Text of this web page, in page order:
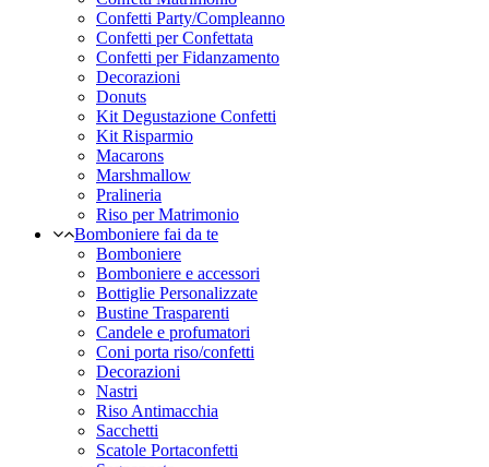
Confetti Party/Compleanno
Confetti per Confettata
Confetti per Fidanzamento
Decorazioni
Donuts
Kit Degustazione Confetti
Kit Risparmio
Macarons
Marshmallow
Pralineria
Riso per Matrimonio
Bomboniere fai da te
Bomboniere
Bomboniere e accessori
Bottiglie Personalizzate
Bustine Trasparenti
Candele e profumatori
Coni porta riso/confetti
Decorazioni
Nastri
Riso Antimacchia
Sacchetti
Scatole Portaconfetti